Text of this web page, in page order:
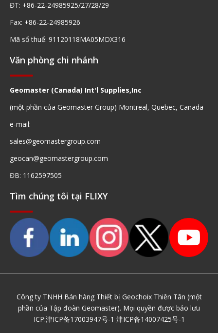
ĐT: +86-22-24985925/27/28/29
Fax: +86-22-24985926
Mã số thuế: 91120118MA05MDX316
Văn phòng chi nhánh
Geomaster (Canada) Int'l Supplies,Inc
(một phần của Geomaster Group) Montreal, Quebec, Canada
e-mail:
sales@geomastergroup.com
geocan@geomastergroup.com
ĐB: 1162597505
Tìm chúng tôi tại FLIXY
Công ty TNHH Bán hàng Thiết bị Geochoix Thiên Tân (một
phần của Tập đoàn Geomaster). Mọi quyền được bảo lưu
ICP:津ICP备17003947号-1 津ICP备14007425号-1